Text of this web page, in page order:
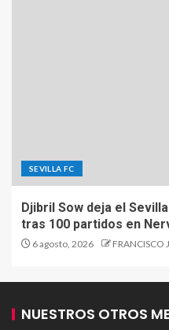
SEVILLA FC
Djibril Sow deja el
tras 100 partidos en
6 agosto, 2026 FRANCISCO
NUESTROS OTROS